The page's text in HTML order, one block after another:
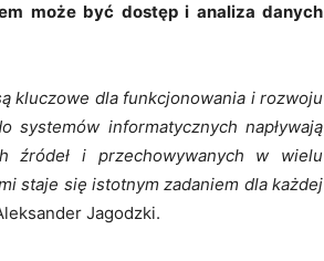
może być dostęp i analiza danych
kluczowe dla funkcjonowania i rozwoju
systemów informatycznych napływają
źródeł i przechowywanych w wielu
staje się istotnym zadaniem dla każdej
Jagodzki.